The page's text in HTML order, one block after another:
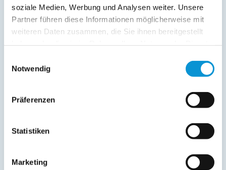
soziale Medien, Werbung und Analysen weiter. Unsere
Partner führen diese Informationen möglicherweise mit
weiteren Daten zusammen, die Sie ihnen bereitgestellt
Notwendig
Präferenzen
Statistiken
Marketing
Kopie der Nachricht per Mail zusenden
Reiseversicherungs­informationen anfordern
Ostsee-Ferienwohnungen.de erhebt, verarbeitet und
(Buchungsanfrage/Informationsanfrage). Sie können
Auskunft über die bei der Ostsee-Ferienwohnungen.de
Löschung bzw. Sperrung Ihrer Daten verlangen. Die
Löschung bzw. Sperrung Ihrer Daten vor Abschluss der
entgegenstehen. Die vorgenannten Rechte können Sie
gegenüber Ostsee-Ferienwohnungen.de unentgeltlich